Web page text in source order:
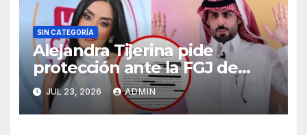
SIN CATEGORÍA
Alejandra Tijerina pide
protección ante la FGJ de
CdMx por vîolêncîa mediática
y psicológica de Masad
Altamimi, integrante de La
JUL 23, 2026 ADMIN